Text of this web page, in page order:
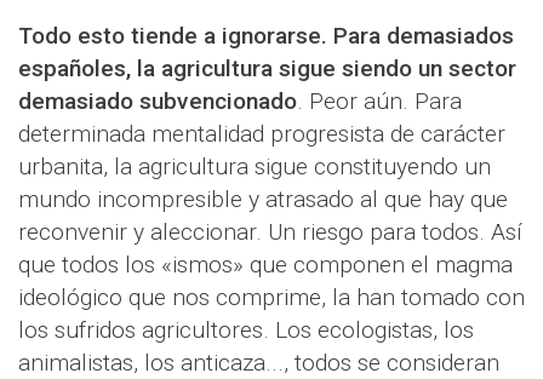
Todo esto tiende a ignorarse. Para demasiados
españoles, la agricultura sigue siendo un sector
demasiado subvencionado. Peor aún. Para
determinada mentalidad progresista de carácter
urbanita, la agricultura sigue constituyendo un
mundo incompresible y atrasado al que hay que
reconvenir y aleccionar. Un riesgo para todos. Así
que todos los «ismos» que componen el magma
ideológico que nos comprime, la han tomado con
los sufridos agricultores. Los ecologistas, los
animalistas, los anticaza..., todos se consideran